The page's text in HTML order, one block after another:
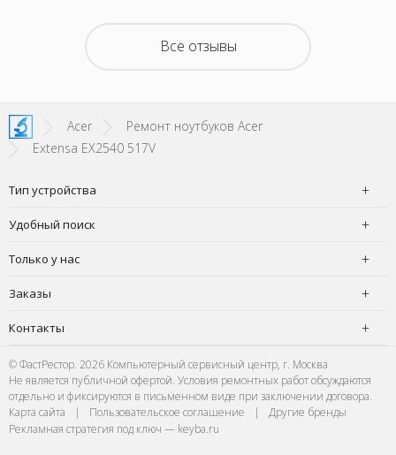
Все отзывы
Acer
Ремонт ноутбуков Acer
Extensa EX2540 517V
Тип устройства
Удобный поиск
Только у нас
Заказы
Контакты
© ФастРестор. 2026 Компьютерный сервисный центр, г. Москва
Не является публичной офертой. Условия ремонтных работ обсуждаются
отдельно и фиксируются в письменном виде при заключении договора.
Карта сайта
| Пользовательское соглашение |
Другие бренды
Рекламная стратегия под ключ — keyba.ru